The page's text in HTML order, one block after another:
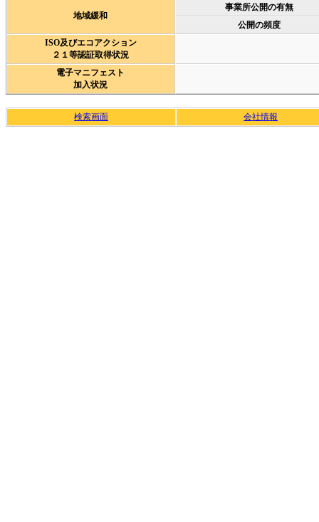
地域緩和
事業所公開の有無
公開の頻度
ISO及びエコアクション
２１等認証取得状況
電子マニフェスト
加入状況
検索画面 会社情報